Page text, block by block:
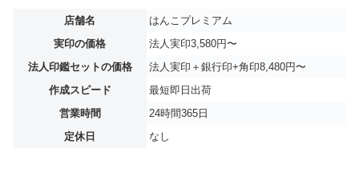
店舗名
はんこプレミアム
実印の価格
法人実印3,580円〜
法人印鑑セットの価格
法人実印＋銀行印+角印8,480円〜
作成スピード
最短即日出荷
営業時間
24時間365日
定休日
なし